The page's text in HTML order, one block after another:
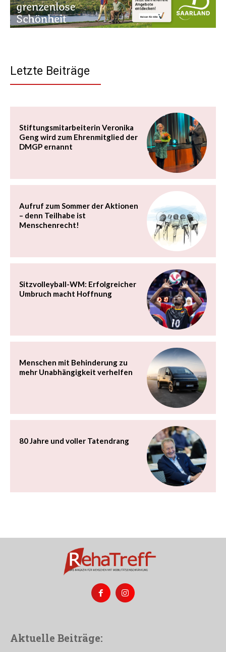
Letzte Beiträge
Stiftungsmitarbeiterin Veronika
Geng wird zum Ehrenmitglied der
DMGP ernannt
Aufruf zum Sommer der Aktionen
– denn Teilhabe ist
Menschenrecht!
Sitzvolleyball-WM: Erfolgreicher
Umbruch macht Hoffnung
Menschen mit Behinderung zu
mehr Unabhängigkeit verhelfen
80 Jahre und voller Tatendrang
Aktuelle Beiträge: